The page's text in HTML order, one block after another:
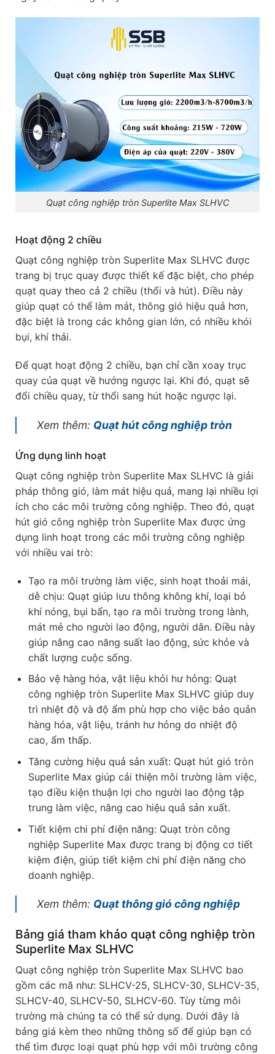
Quạt công nghiệp tròn Superlite Max SLHVC
Hoạt động 2 chiều
Quạt công nghiệp tròn Superlite Max SLHVC được
trang bị trục quay được thiết kế đặc biệt, cho phép
quạt quay theo cả 2 chiều (thổi và hút). Điều này
giúp quạt có thể làm mát, thông gió hiệu quả hơn,
đặc biệt là trong các không gian lớn, có nhiều khói
bụi, khí thải.
Để quạt hoạt động 2 chiều, bạn chỉ cần xoay trục
quay của quạt về hướng ngược lại. Khi đó, quạt sẽ
đổi chiều quay, từ thổi sang hút hoặc ngược lại.
Xem thêm: Quạt hút công nghiệp tròn
Ứng dụng linh hoạt
Quạt công nghiệp tròn Superlite Max SLHVC là giải
pháp thông gió, làm mát hiệu quả, mang lại nhiều lợi
ích cho các môi trường công nghiệp. Theo đó, quạt
hút gió công nghiệp tròn Superlite Max được ứng
dụng linh hoạt trong các môi trường công nghiệp
với nhiều vai trò:
Tạo ra môi trường làm việc, sinh hoạt thoải mái,
dễ chịu: Quạt giúp lưu thông không khí, loại bỏ
khí nóng, bụi bẩn, tạo ra môi trường trong lành,
mát mẻ cho người lao động, người dân. Điều này
giúp nâng cao năng suất lao động, sức khỏe và
chất lượng cuộc sống.
Bảo vệ hàng hóa, vật liệu khỏi hư hỏng: Quạt
công nghiệp tròn Superlite Max SLHVC giúp duy
trì nhiệt độ và độ ẩm phù hợp cho việc bảo quản
hàng hóa, vật liệu, tránh hư hỏng do nhiệt độ
cao, ẩm thấp.
Tăng cường hiệu quả sản xuất: Quạt hút gió tròn
Superlite Max giúp cải thiện môi trường làm việc,
tạo điều kiện thuận lợi cho người lao động tập
trung làm việc, nâng cao hiệu quả sản xuất.
Tiết kiệm chi phí điện năng: Quạt tròn công
nghiệp Superlite Max được trang bị động cơ tiết
kiệm điện, giúp tiết kiệm chi phí điện năng cho
doanh nghiệp.
Xem thêm: Quạt thông gió công nghiệp
Bảng giá tham khảo quạt công nghiệp tròn
Superlite Max SLHVC
Quạt công nghiệp tròn Superlite Max SLHVC bao
gồm các mã như: SLHCV-25, SLHCV-30, SLHCV-35,
SLHCV-40, SLHCV-50, SLHCV-60. Tùy từng môi
trường mà chúng ta có thể sử dụng. Dưới đây là
bảng giá kèm theo những thông số để giúp bạn có
thể tìm được loại quạt phù hợp với môi trường công